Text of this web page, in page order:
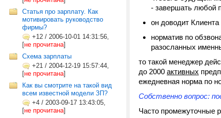
Статья про зарплату. Как
мотивировать руководство
фирмы?
+12 / 2006-10-01 14:31:56,
[не прочитана]
Схема зарплаты
+21 / 2004-12-19 15:57:44,
[не прочитана]
Как вы смотрите на такой вид
всем известной модели ЗП?
+4 / 2003-09-17 13:43:05,
[не прочитана]
- завершать любой
он доводит
норматив по
разосланных
то такой менеджер
до 2000 активных
ежедневная норма по
Собственно вопрос:
Часто промежуточные